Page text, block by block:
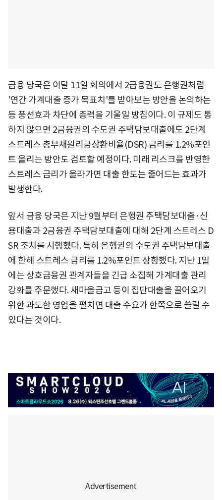
금융 당국은 이달 11일 회의에서 2금융권도 은행권처럼
'연간 가계대출 증가 목표치'를 받아보는 방안을 논의하는
등 풍선효과 차단에 총력을 기울일 방침이다. 이 규제도 통
하지 않으면 2금융권의 수도권 주택담보대출에도 2단계
스트레스 총부채원리금상환비율(DSR) 금리를 1.2%포인
트 올리는 방안도 검토할 예정이다. 미래 리스크를 반영한
스트레스 금리가 올라가면 대출 한도는 줄어드는 효과가
발생한다.
앞서 금융 당국은 지난 9월부터 은행권 주택담보대출·신
용대출과 2금융권 주택담보대출에 대해 2단계 스트레스 D
SR 조치를 시행했다. 특히 은행권의 수도권 주택담보대출
에 한해 스트레스 금리를 1.2%포인트 상향했다. 지난 1일
에는 상호금융권 관계자들을 긴급 소집해 가계대출 관리
강화를 주문했다. 새마을금고 등이 집단대출을 끌어오기
위한 과도한 영업을 펼치면 대출 수요가 한쪽으로 쏠릴 수
있다는 것이다.